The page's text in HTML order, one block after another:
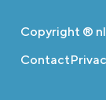
Copyright ®
Contact